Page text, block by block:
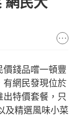
價錢品嚐一頓豐
有網民發現位於
特價套餐，只
及精選風味小菜